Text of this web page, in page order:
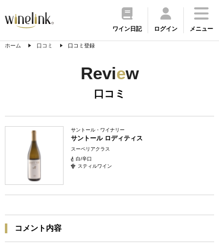
ワイン日記 ログイン メニュー
ホーム 口コミ 口コミ登録
Review
口コミ
サントール・ワイナリー
サントール ロディティス
スーペリアクラス
白/辛口
スティルワイン
コメント内容